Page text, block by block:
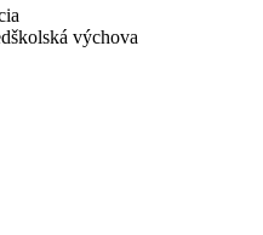
výchova